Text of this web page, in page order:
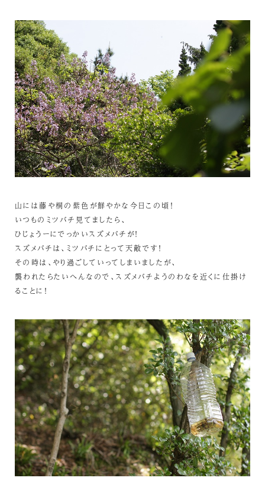
山には藤や桐の紫色が鮮やかな今日この頃！
いつものミツバチ見てましたら、
ひじょうーにでっかいスズメバチが！
スズメバチは、ミツバチにとって天敵です！
その時は、やり過ごしていってしまいましたが、
襲われたらたいへんなので、スズメバチようのわなを近くに仕掛け
ることに！